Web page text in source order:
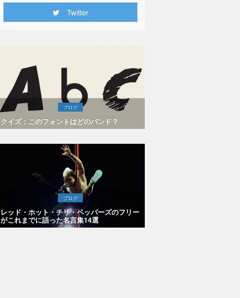
Twitter
ブログ
クイズ：このフォントはどのバンド？
ブログ
レッド・ホット・チリ・ペッパーズのフリー
がこれまでに語った名言集14選